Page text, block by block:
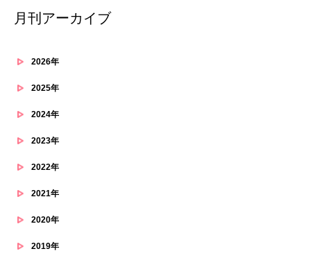
月刊アーカイブ
2026年
2025年
2024年
2023年
2022年
2021年
2020年
2019年